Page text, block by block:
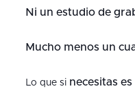
Ni un estudio de
Mucho menos un
Lo que si necesitas